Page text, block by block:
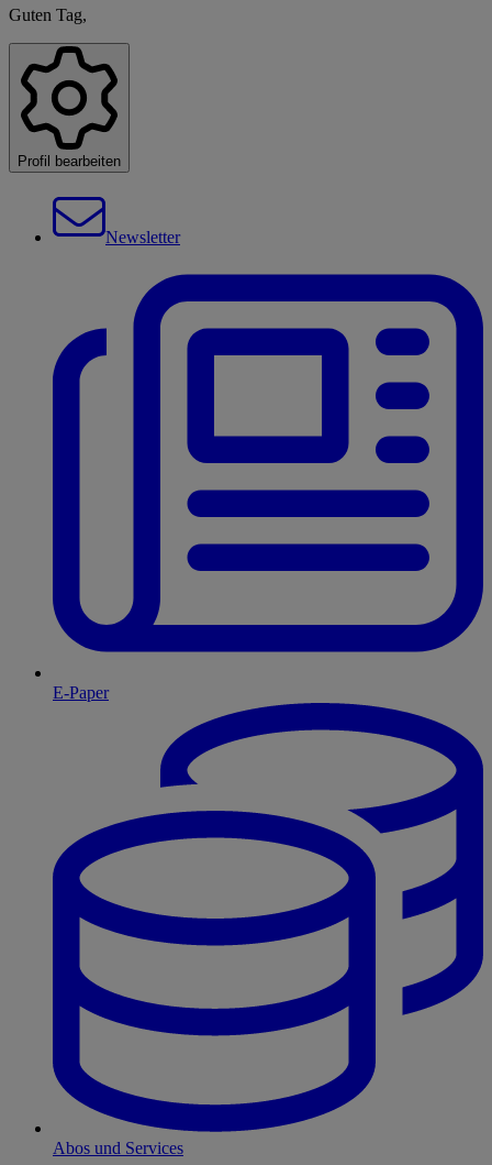
Guten Tag,
Profil bearbeiten
Newsletter
E-Paper
Abos und Services